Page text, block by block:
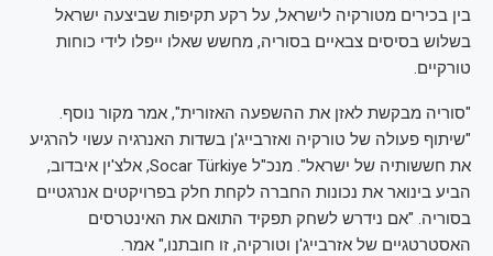
בין בכירים מטורקיה לישראל, על רקע תקיפות שביצעה ישראל
בשלוש בסיסים צבאיים בסוריה, מחשש שאלו ייפלו לידי כוחות
טורקיים.
"סוריה מבקשת לאזן את ההשפעה האזורית", אמר מקור נוסף.
"שיתוף פעולה של טורקיה ואזרבייג'ן בשדות האנרגיה עשוי להרגיע
את חששותיה של ישראל". מנכ"ל Socar Türkiye, אלצ'ין איבדוב,
הביע בינואר את נכונות החברה לקחת חלק בפרויקטים אנרגטיים
בסוריה. "אם נידרש לשחק תפקיד התואם את האינטרסים
האסטרטגיים של אזרבייג'ן וטורקיה, זו חובתנו," אמר.